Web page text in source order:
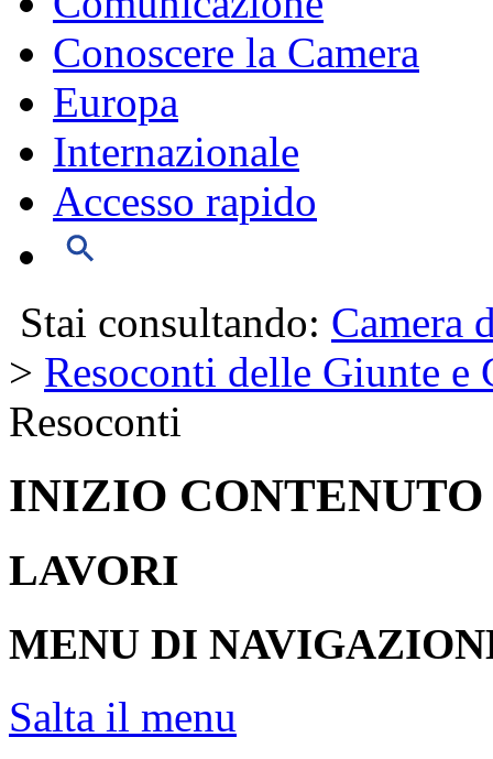
Conoscere la Camera
Europa
Internazionale
Accesso rapido
Stai consultando: Camera
> Resoconti delle Giunte e
Resoconti
INIZIO CONTENUTO
LAVORI
MENU DI
Salta il menu